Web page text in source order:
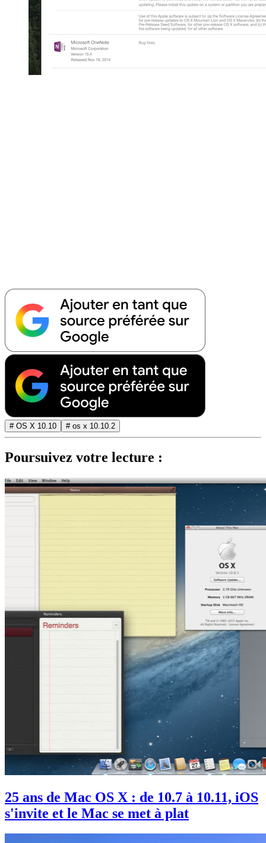
# OS X 10.10 # os x 10.10.2
Poursuivez votre lecture :
25 ans de Mac OS X : de 10.7 à 10.11, iOS
s'invite et le Mac se met à plat